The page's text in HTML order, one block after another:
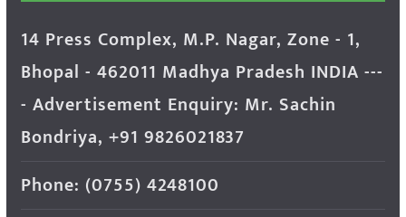
14 Press Complex, M.P. Nagar, Zone - 1,
Bhopal - 462011 Madhya Pradesh INDIA ---
- Advertisement Enquiry: Mr. Sachin
Bondriya, +91 9826021837
Phone: (0755) 4248100